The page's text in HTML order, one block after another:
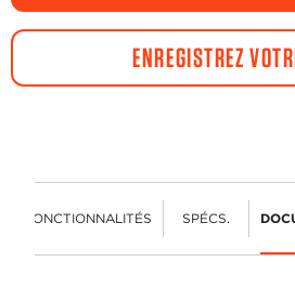
ENREGISTREZ
FONCTIONNALITÉS SPÉCS.